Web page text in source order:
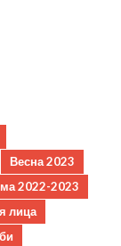
Весна 2023
2022-2023
лица